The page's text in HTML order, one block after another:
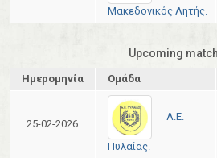
Μακεδονικός Λητής.
Upcoming
Ημερομηνία Ομάδα
25-02-2026
Α.Ε.
Πυλαίας.